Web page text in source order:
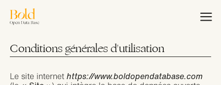
contenu
Accueil
Conditions générales d'utilisation
Le site internet https://www.boldopendatabase.com